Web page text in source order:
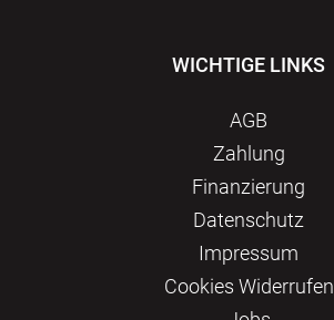
WICHTIGE LINKS
AGB
Zahlung
Finanzierung
Datenschutz
Impressum
Сookies Widerrufen